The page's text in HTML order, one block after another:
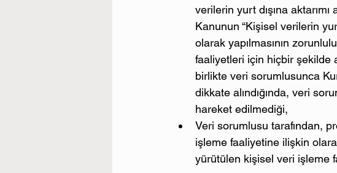
verilerin yurt dışına
Kanunun “Kişisel verilerin
olarak yapılmasının
faaliyetleri için hiçbir şekilde
birlikte veri sorumlusunca
dikkate alındığında, veri
hareket edilmediği,
Veri sorumlusu tarafından,
işleme faaliyetine ilişkin
yürütülen kişisel veri işleme